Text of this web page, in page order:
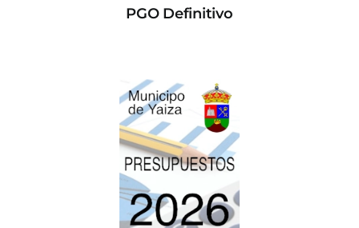
PGO Definitivo